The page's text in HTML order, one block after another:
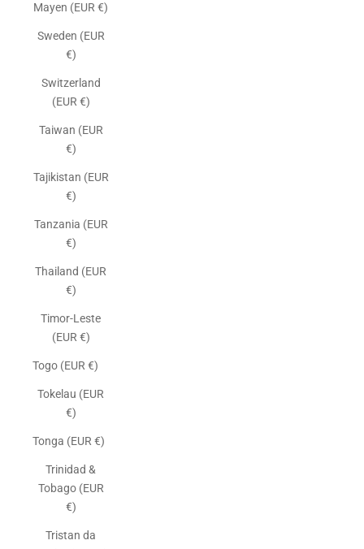
Mayen (EUR €)
Sweden (EUR
€)
Switzerland
(EUR €)
Taiwan (EUR
€)
Tajikistan (EUR
€)
Tanzania (EUR
€)
Thailand (EUR
€)
Timor-Leste
(EUR €)
Togo (EUR €)
Tokelau (EUR
€)
Tonga (EUR €)
Trinidad &
Tobago (EUR
€)
Tristan da